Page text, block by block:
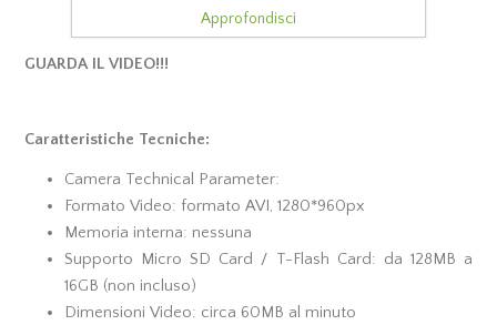
GUARDA IL VIDEO!!!
Caratteristiche Tecniche:
Camera Technical Parameter:
Formato Video: formato AVI, 1280*960px
Memoria interna: nessuna
Supporto Micro SD Card / T-Flash Card: da 128MB a
16GB (non incluso)
Dimensioni Video: circa 60MB al minuto
Approfondisci